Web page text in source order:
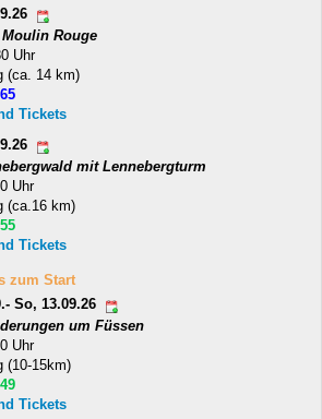
Rouge
Uhr
(ca. 14 km)
Tickets
mit Lennebergturm
Uhr
(ca.16 km)
Tickets
zum Start
So, 13.09.26
um Füssen
Uhr
(10-15km)
Tickets